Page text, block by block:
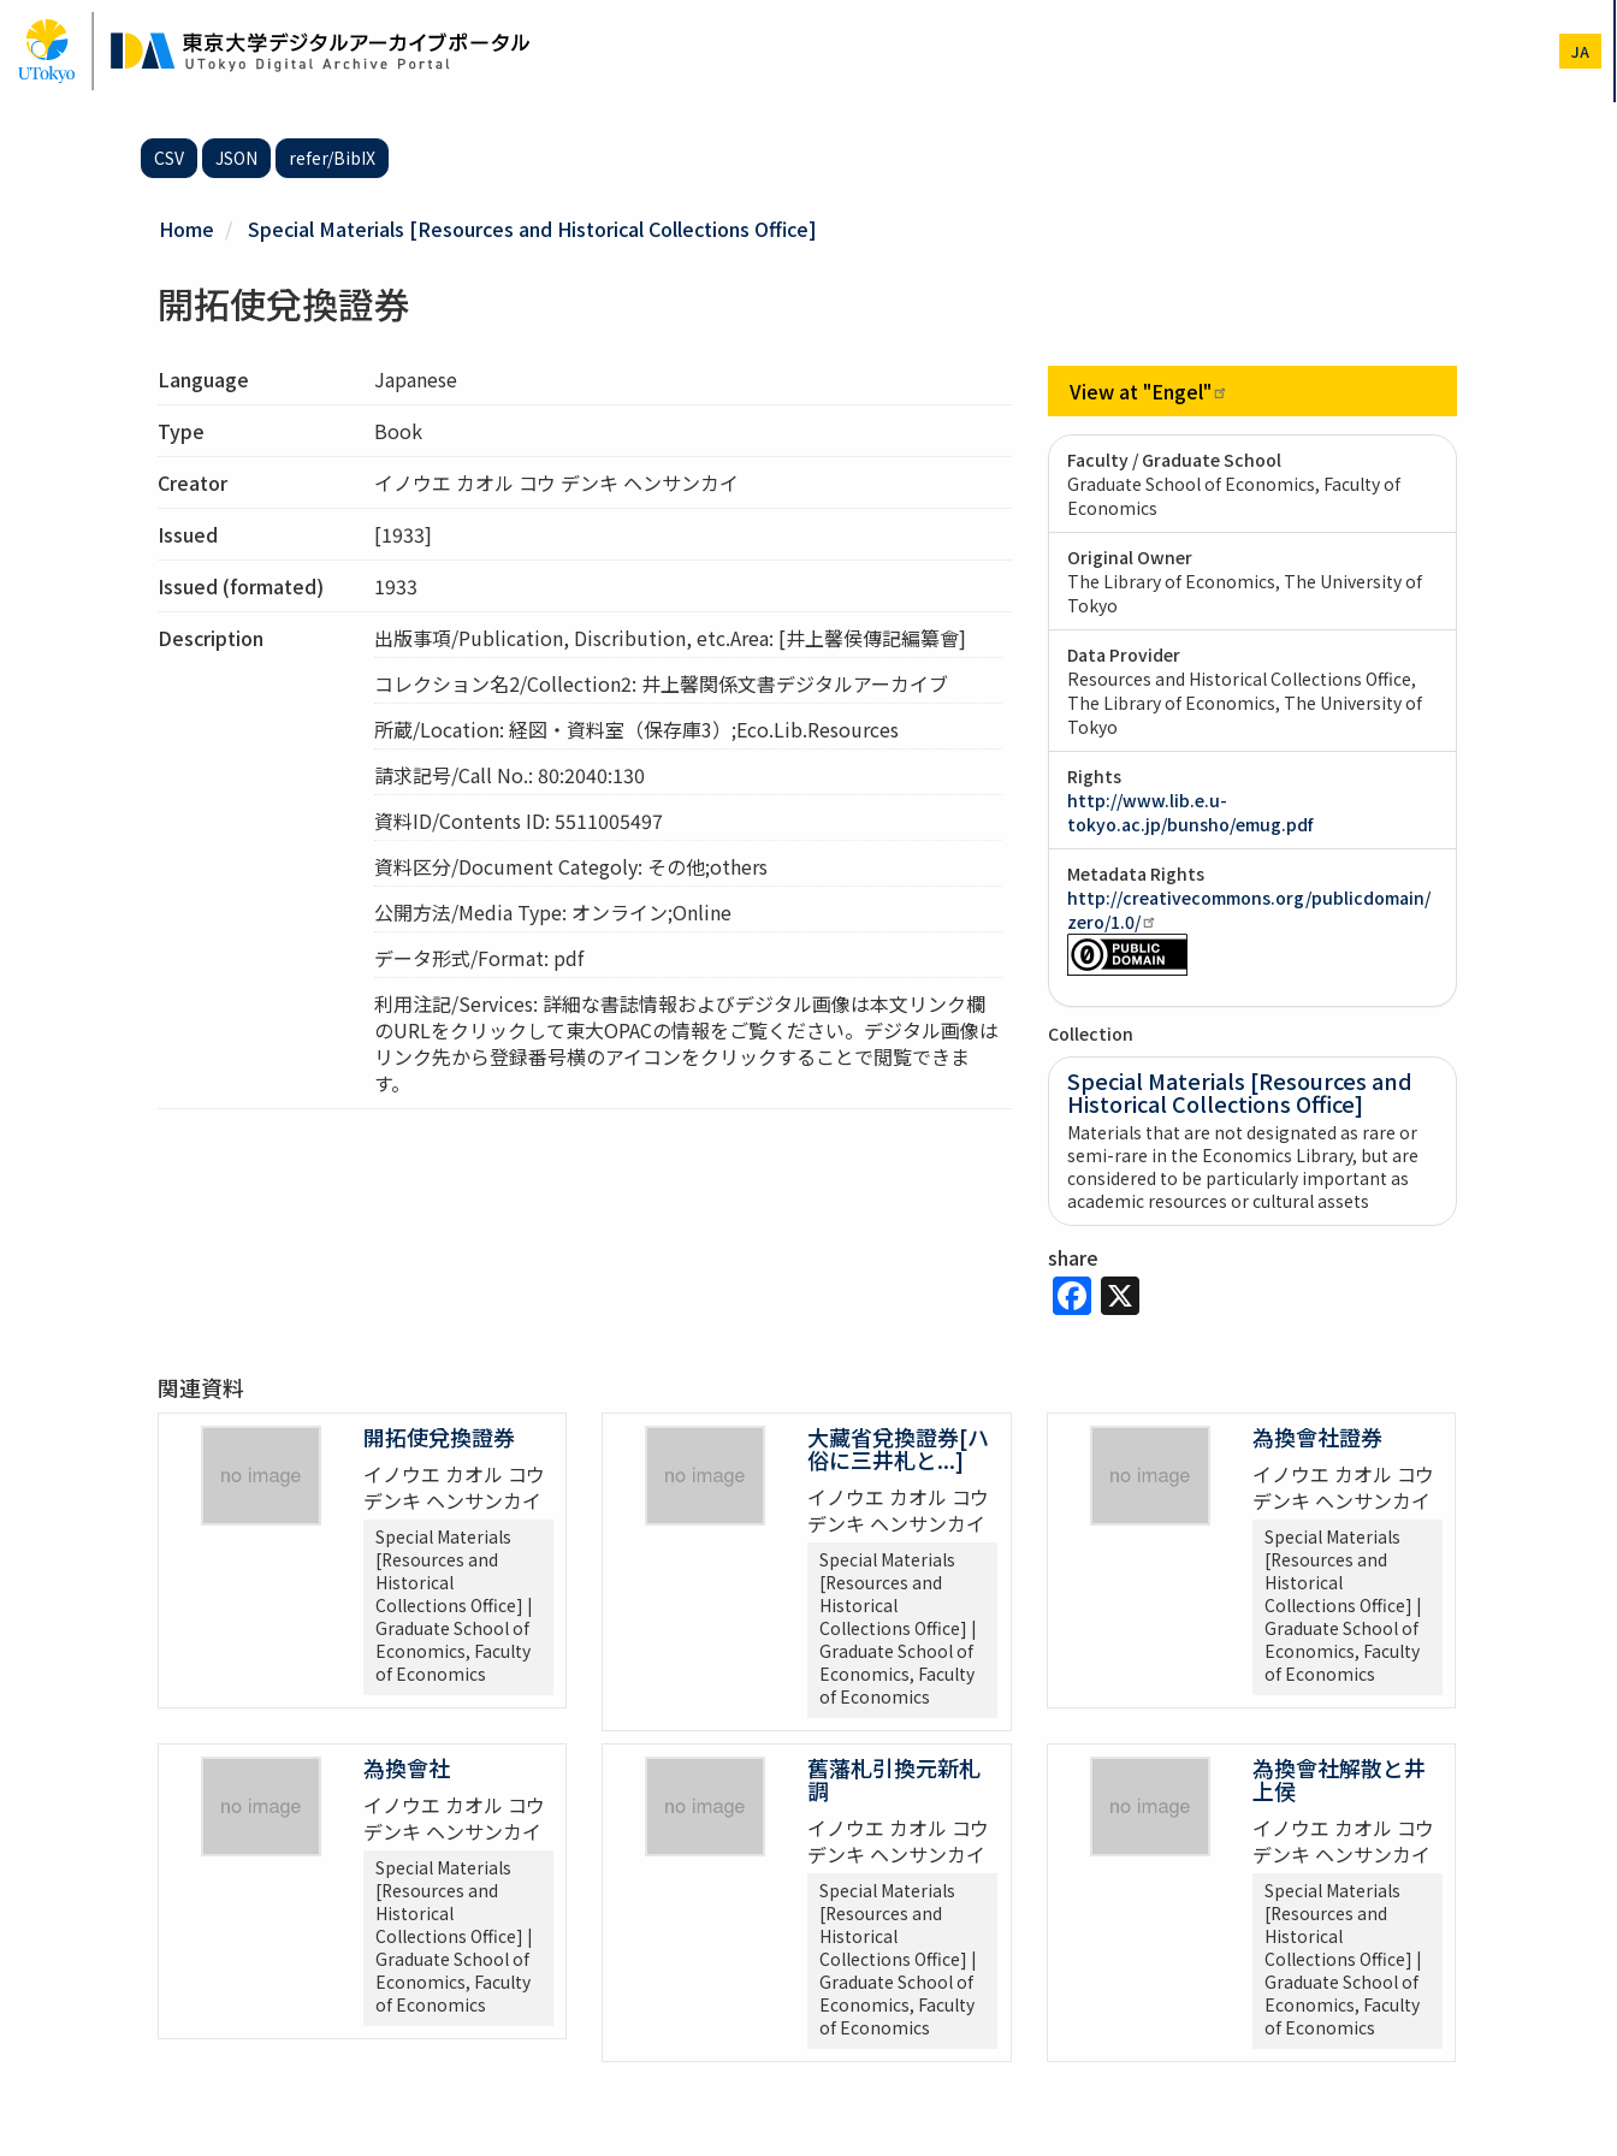
Skip
main
content
JA
CSV JSON refer/BibIX
Home Special Materials [Resources and Historical Collections Office]
開拓使兌換證券
Language
Japanese
Type
Book
Creator
イノウエ カオル コウ デンキ ヘンサンカイ
Issued
[1933]
Issued (formated)
1933
Description
出版事項/Publication, Discribution, etc.Area: [井上馨侯傳記編纂會]
コレクション名2/Collection2: 井上馨関係文書デジタルアーカイブ
所蔵/Location: 経図・資料室（保存庫3）;Eco.Lib.Resources
請求記号/Call No.: 80:2040:130
資料ID/Contents ID: 5511005497
資料区分/Document Categoly: その他;others
公開方法/Media Type: オンライン;Online
データ形式/Format: pdf
利用注記/Services: 詳細な書誌情報およびデジタル画像は本文リンク欄
のURLをクリックして東大OPACの情報をご覧ください。デジタル画像は
リンク先から登録番号横のアイコンをクリックすることで閲覧できま
す。
View at "Engel"
Faculty / Graduate School
Graduate School of Economics, Faculty of
Economics
Original Owner
The Library of Economics, The University of
Tokyo
Data Provider
Resources and Historical Collections Office,
The Library of Economics, The University of
Tokyo
Rights
http://www.lib.e.u-
tokyo.ac.jp/bunsho/emug.pdf
Metadata Rights
http://creativecommons.org/publicdomain/
zero/1.0/
Collection
Special Materials [Resources and
Historical Collections Office]
Materials that are not designated as rare or
semi-rare in the Economics Library, but are
considered to be particularly important as
academic resources or cultural assets
share
Facebook
X
関連資料
開拓使兌換證券
イノウエ カオル コウ
デンキ ヘンサンカイ
Special Materials
[Resources and
Historical
Collections Office] |
Graduate School of
Economics, Faculty
of Economics
大藏省兌換證券[ハ
俗に三井札と...]
イノウエ カオル コウ
デンキ ヘンサンカイ
Special Materials
[Resources and
Historical
Collections Office] |
Graduate School of
Economics, Faculty
of Economics
為換會社證券
イノウエ カオル コウ
デンキ ヘンサンカイ
Special Materials
[Resources and
Historical
Collections Office] |
Graduate School of
Economics, Faculty
of Economics
為換會社
イノウエ カオル コウ
デンキ ヘンサンカイ
Special Materials
[Resources and
Historical
Collections Office] |
Graduate School of
Economics, Faculty
of Economics
舊藩札引換元新札
調
イノウエ カオル コウ
デンキ ヘンサンカイ
Special Materials
[Resources and
Historical
Collections Office] |
Graduate School of
Economics, Faculty
of Economics
為換會社解散と井
上侯
イノウエ カオル コウ
デンキ ヘンサンカイ
Special Materials
[Resources and
Historical
Collections Office] |
Graduate School of
Economics, Faculty
of Economics